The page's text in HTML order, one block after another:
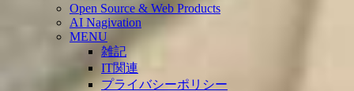
Open Source & Web Products
AI Nagivation
MENU
雑記
IT関連
プライバシーポリシー